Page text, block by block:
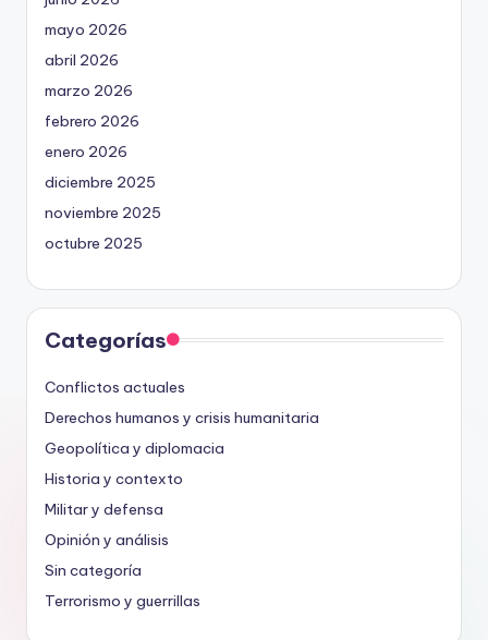
mayo 2026
abril 2026
marzo 2026
febrero 2026
enero 2026
diciembre 2025
noviembre 2025
octubre 2025
Categorías
Conflictos actuales
Derechos humanos y crisis humanitaria
Geopolítica y diplomacia
Historia y contexto
Militar y defensa
Opinión y análisis
Sin categoría
Terrorismo y guerrillas